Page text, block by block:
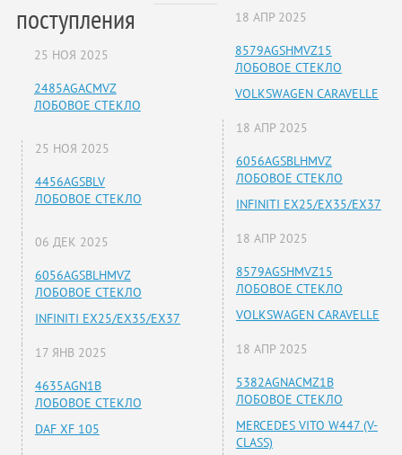
поступления
25 НОЯ 2025
2485AGACMVZ
ЛОБОВОЕ СТЕКЛО
25 НОЯ 2025
4456AGSBLV
ЛОБОВОЕ СТЕКЛО
06 ДЕК 2025
6056AGSBLHMVZ
ЛОБОВОЕ СТЕКЛО
INFINITI EX25/EX35/EX37
17 ЯНВ 2025
4635AGN1B
ЛОБОВОЕ СТЕКЛО
DAF XF 105
18 АПР 2025
8579AGSHMVZ15
ЛОБОВОЕ СТЕКЛО
VOLKSWAGEN CARAVELLE
18 АПР 2025
6056AGSBLHMVZ
ЛОБОВОЕ СТЕКЛО
INFINITI EX25/EX35/EX37
18 АПР 2025
8579AGSHMVZ15
ЛОБОВОЕ СТЕКЛО
VOLKSWAGEN CARAVELLE
18 АПР 2025
5382AGNACMZ1B
ЛОБОВОЕ СТЕКЛО
MERCEDES VITO W447 (V-
CLASS)